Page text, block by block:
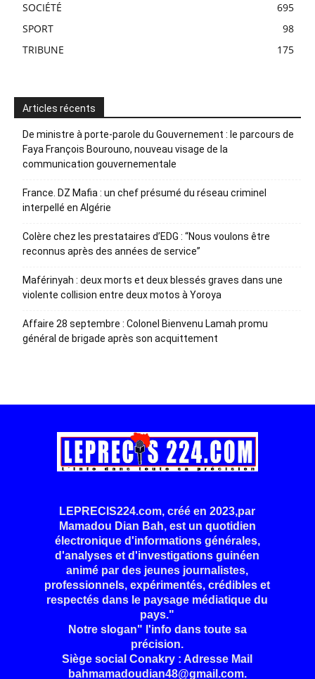
SOCIÉTÉ
695
SPORT
98
TRIBUNE
175
Articles récents
De ministre à porte-parole du Gouvernement : le parcours de
Faya François Bourouno, nouveau visage de la
communication gouvernementale
France. DZ Mafia : un chef présumé du réseau criminel
interpellé en Algérie
Colère chez les prestataires d’EDG : “Nous voulons être
reconnus après des années de service”
Maférinyah : deux morts et deux blessés graves dans une
violente collision entre deux motos à Yoroya
Affaire 28 septembre : Colonel Bienvenu Lamah promu
général de brigade après son acquittement
LEPRECIS224.com, créé en 2023,par
Mamadou Dian Bah, est un quotidien
électronique d'informations générales,
d'analyses et d'investigations guinéen
animé par des jeunes journalistes,
professionnels, expérimentés, crédibles et
respectés dans le paysage médiatique du
pays."
Notre slogan" l'info dans toute sa
précision.
Siège social Conakry : Adresse Mail
bahmamadoudian48@gmail.com.